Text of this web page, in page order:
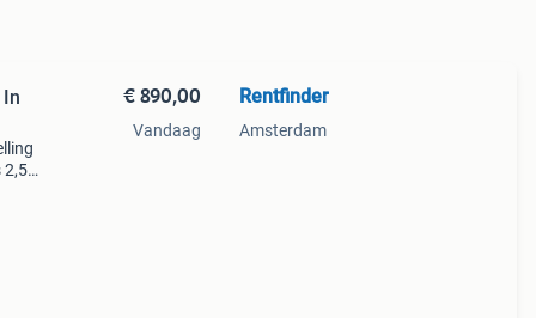
x
€ 890,00
Vandaag
Rentfinder
Amsterdam